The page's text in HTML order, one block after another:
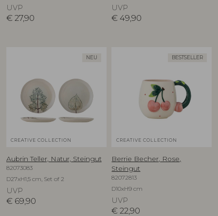
UVP
€ 27,90
UVP
€ 49,90
NEU
CREATIVE COLLECTION
Aubrin Teller, Natur, Steingut
82073083
D27xH1,5 cm, Set of 2
UVP
€ 69,90
BESTSELLER
CREATIVE COLLECTION
Berrie Becher, Rose,
Steingut
82072813
D10xH9 cm
UVP
€ 22,90